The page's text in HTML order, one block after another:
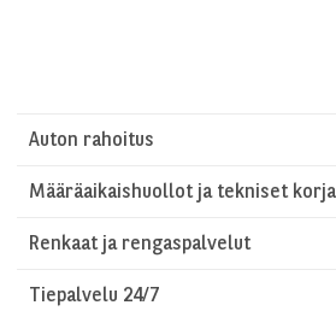
Auton rahoitus
Määräaikaishuollot ja tekniset
Renkaat ja rengaspalvelut
Tiepalvelu 24/7